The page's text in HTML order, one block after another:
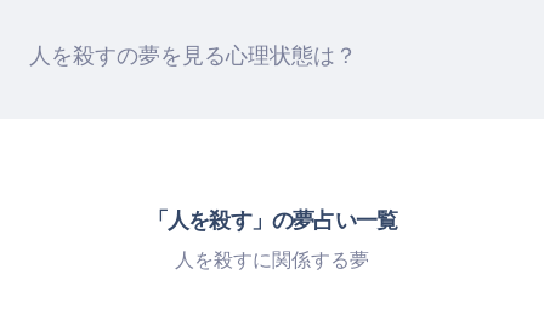
人を殺すの夢を見る心理状態は？
「人を殺す」の夢占い一覧
人を殺すに関係する夢